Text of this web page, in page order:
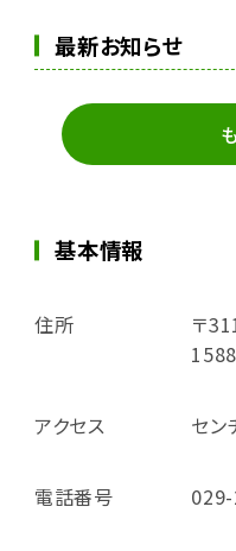
最新お知らせ
基本情報
住所
〒
アクセス セン
電話番号